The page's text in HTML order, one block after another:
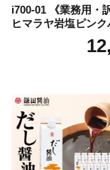
i700-01 《業務用・
ヒマラヤ岩塩ピン
タイプ(5kg) 岩塩 塩
しお 保存料不使用
ティースマイル】